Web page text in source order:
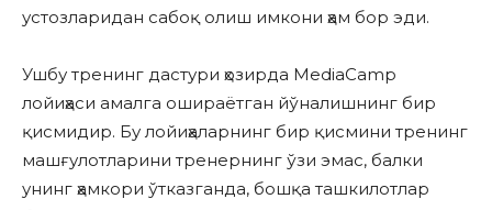
устозларидан сабоқ олиш имкони ҳам бор эди.
Ушбу тренинг дастури ҳозирда MediaCamp
лойиҳаси амалга ошираётган йўналишнинг бир
қисмидир. Бу лойиҳаларнинг бир қисмини тренинг
машғулотларини тренернинг ўзи эмас, балки
унинг ҳамкори ўтказганда, бошқа ташкилотлар